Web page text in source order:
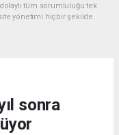
tüm sorumluluğu tek
yönetimi hiçbir şekilde
sonra